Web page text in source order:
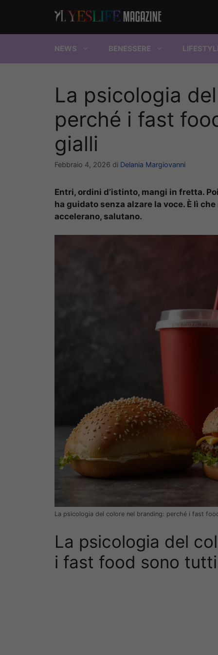
NEWS BENESSERE
La psicologia
perché i fast
gialli
Febbraio 4, 2026 di Delania Margiovanni
Entri, ordini d’istinto, mangi in fretta.
ha guidato senza alzare la voce. È lì
accelerano, salutano.
La psicologia del colore nel branding: perché i fast
La psicologia del
i fast food sono